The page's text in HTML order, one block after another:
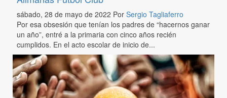
sábado, 28 de mayo de 2022 Por Sergio Tagliaferro
Por esa obsesión que tenían los padres de “hacernos ganar
un año”, entré a la primaria con cinco años recién
cumplidos. En el acto escolar de inicio de...